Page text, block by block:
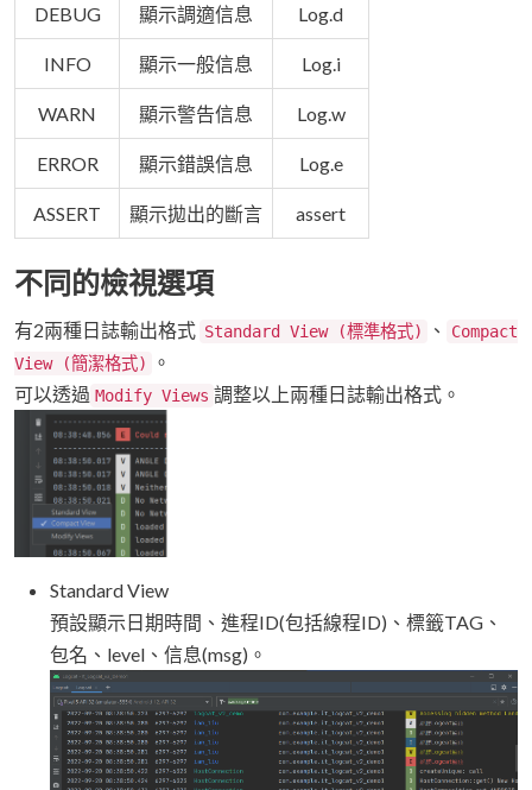
DEBUG 顯示調適信息 Log.d
INFO 顯示一般信息 Log.i
WARN 顯示警告信息 Log.w
ERROR 顯示錯誤信息 Log.e
ASSERT 顯示拋出的斷言 assert
不同的檢視選項
有2兩種日誌輸出格式 Standard View (標準格式) 、
Compact
View (簡潔格式)
。
可以透過 Modify Views 調整以上兩種日誌輸出格式。
Standard View
預設顯示日期時間、進程ID(包括線程ID)、標籤TAG、
包名、level、信息(msg)。